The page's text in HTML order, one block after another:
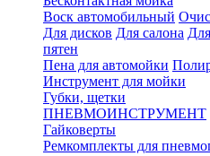
Воск автомобильный
Для дисков Для салона
пятен
Пена для автомойки
Инструмент для мойки
Губки, щетки
ПНЕВМОИНСТРУМЕНТ
Гайковерты
Ремкомплекты для